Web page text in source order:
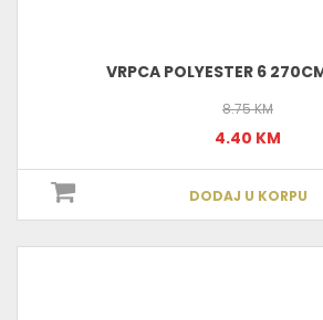
VRPCA POLYESTER 6
8.75 KM
4.40 KM
DODAJ U KORPU